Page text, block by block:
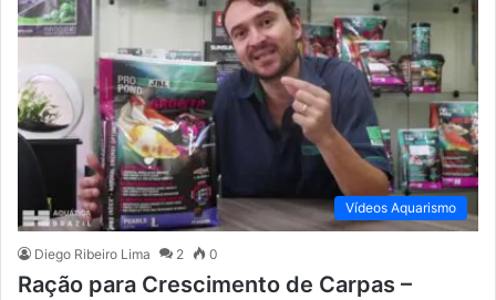
Vídeos Aquarismo
Diego Ribeiro Lima 2 0
Ração para Crescimento de Carpas –